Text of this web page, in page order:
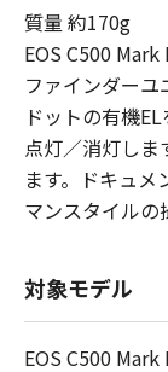
質量 約170g
EOS C500
ファインダー
ドットの有機
点灯／消灯しま
ます。ドキュ
マンスタイルの
対象モデル
EOS C500